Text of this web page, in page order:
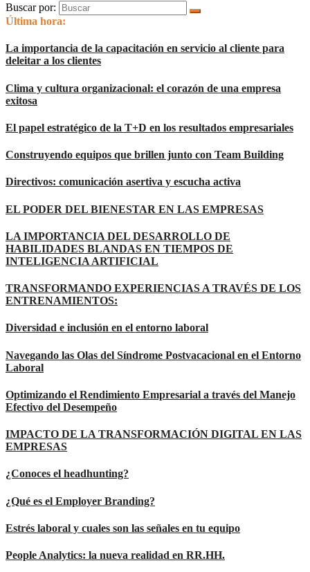
Buscar por:
Última hora:
La importancia de la capacitación en servicio al cliente para
deleitar a los clientes
Clima y cultura organizacional: el corazón de una empresa
exitosa
El papel estratégico de la T+D en los resultados empresariales
Construyendo equipos que brillen junto con Team Building
Directivos: comunicación asertiva y escucha activa
EL PODER DEL BIENESTAR EN LAS EMPRESAS
LA IMPORTANCIA DEL DESARROLLO DE
HABILIDADES BLANDAS EN TIEMPOS DE
INTELIGENCIA ARTIFICIAL
TRANSFORMANDO EXPERIENCIAS A TRAVÉS DE LOS
ENTRENAMIENTOS:
Diversidad e inclusión en el entorno laboral
Navegando las Olas del Síndrome Postvacacional en el Entorno
Laboral
Optimizando el Rendimiento Empresarial a través del Manejo
Efectivo del Desempeño
IMPACTO DE LA TRANSFORMACIÓN DIGITAL EN LAS
EMPRESAS
¿Conoces el headhunting?
¿Qué es el Employer Branding?
Estrés laboral y cuales son las señales en tu equipo
People Analytics: la nueva realidad en RR.HH.